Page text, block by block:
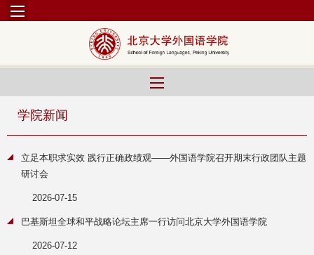
学院新闻
立足本职求实效 践行正确政绩观——外国语学院召开期末行政团队主题
研讨会
2026-07-15
巴基斯坦全球和平战略论坛主席一行访问北京大学外国语学院
2026-07-12